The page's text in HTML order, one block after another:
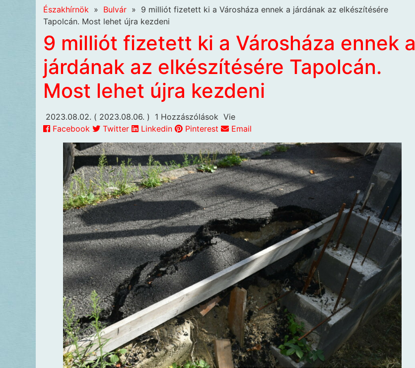
Északhírnök » Bulvár » 9 milliót fizetett ki a Városháza ennek a járdának az elkészítésére
Tapolcán. Most lehet újra kezdeni
9 milliót fizetett ki a Városháza ennek a
járdának az elkészítésére Tapolcán.
Most lehet újra kezdeni
2023.08.02. ( 2023.08.06. ) 1 Hozzászólások Vie
Facebook
Twitter Linkedin Pinterest Email